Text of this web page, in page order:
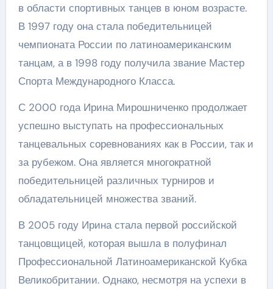
в области спортивных танцев в юном возрасте.
В 1997 году она стала победительницей
чемпионата России по латиноамериканским
танцам, а в 1998 году получила звание Мастер
Спорта Международного Класса.
С 2000 года Ирина Мирошниченко продолжает
успешно выступать на профессиональных
танцевальных соревнованиях как в России, так и
за рубежом. Она является многократной
победительницей различных турниров и
обладательницей множества званий.
В 2005 году Ирина стала первой российской
танцовщицей, которая вышла в полуфинал
Профессиональной Латиноамериканской Кубка
Великобритании. Однако, несмотря на успехи в